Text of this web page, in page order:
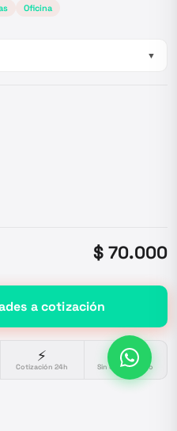
Oficina
▼
$ 70.000
a cotización
⚡
Cotización 24h
🔒
Sin compromiso